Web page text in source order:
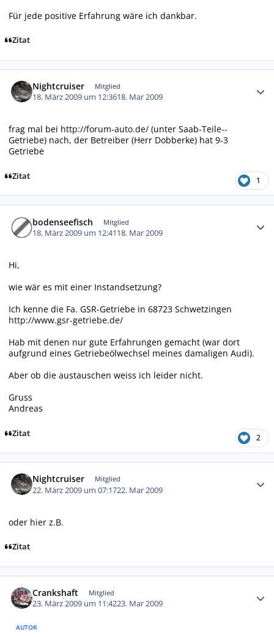
Für jede positive Erfahrung wäre ich dankbar.
Zitat
Nightcruiser Mitglied
18. März 2009 um 12:3618. Mar 2009
frag mal bei http://forum-auto.de/ (unter Saab-Teile--
Getriebe) nach, der Betreiber (Herr Dobberke) hat 9-3
Getriebe
Zitat 1
bodenseefisch Mitglied
18. März 2009 um 12:4118. Mar 2009
Hi,
wie wär es mit einer Instandsetzung?
Ich kenne die Fa. GSR-Getriebe in 68723 Schwetzingen
http://www.gsr-getriebe.de/
Hab mit denen nur gute Erfahrungen gemacht (war dort
aufgrund eines Getriebeölwechsel meines damaligen Audi).
Aber ob die austauschen weiss ich leider nicht.
Gruss
Andreas
Zitat 2
Nightcruiser Mitglied
22. März 2009 um 07:1722. Mar 2009
oder hier z.B.
Zitat
Crankshaft Mitglied
23. März 2009 um 11:4223. Mar 2009
AUTOR